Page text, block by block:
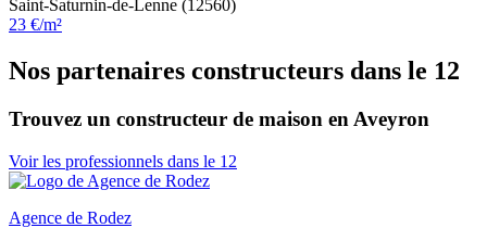
Saint-Saturnin-de-Lenne (12560)
23 €/m²
Nos partenaires constructeurs dans le 12
Trouvez un constructeur de maison en Aveyron
Voir les professionnels dans le 12
Agence de Rodez